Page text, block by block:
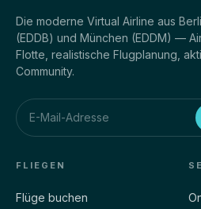
Die moderne Virtual Airline aus
(EDDB) und München (EDDM) —
Flotte, realistische Flugplanung,
Community.
FLIEGEN
Flüge buchen